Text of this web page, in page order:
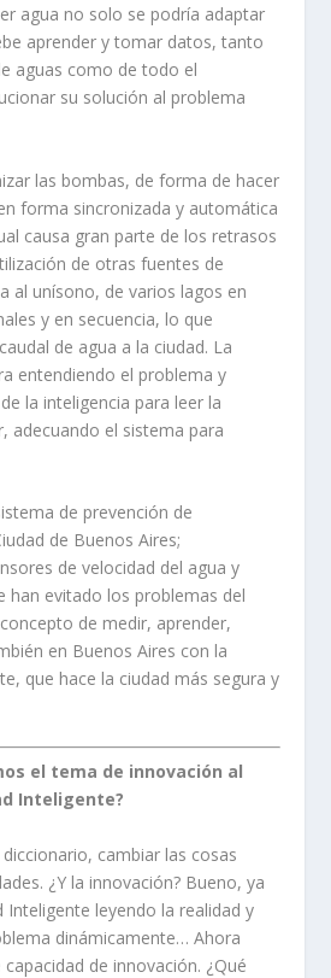
agua no solo se podría adaptar
aprender y tomar datos, tanto
aguas como de todo el
su solución al problema
las bombas, de forma de hacer
forma sincronizada y automática
causa gran parte de los retrasos
de otras fuentes de
al unísono, de varios lagos en
y en secuencia, lo que
de agua a la ciudad. La
entendiendo el problema y
la inteligencia para leer la
adecuando el sistema para
de prevención de
de Buenos Aires;
de velocidad del agua y
han evitado los problemas del
de medir, aprender,
en Buenos Aires con la
que hace la ciudad más segura y
el tema de innovación al
Inteligente?
cambiar las cosas
¿Y la innovación? Bueno, ya
Inteligente leyendo la realidad y
dinámicamente… Ahora
de innovación. ¿Qué